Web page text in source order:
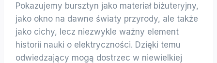
Pokazujemy bursztyn jako materiał biżuteryjny,
jako okno na dawne światy przyrody, ale także
jako cichy, lecz niezwykle ważny element
historii nauki o elektryczności. Dzięki temu
odwiedzający mogą dostrzec w niewielkiej